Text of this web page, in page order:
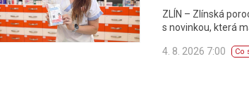
ZLÍN – Zlínská
s novinkou, která
4. 8. 2026 7:00 Co